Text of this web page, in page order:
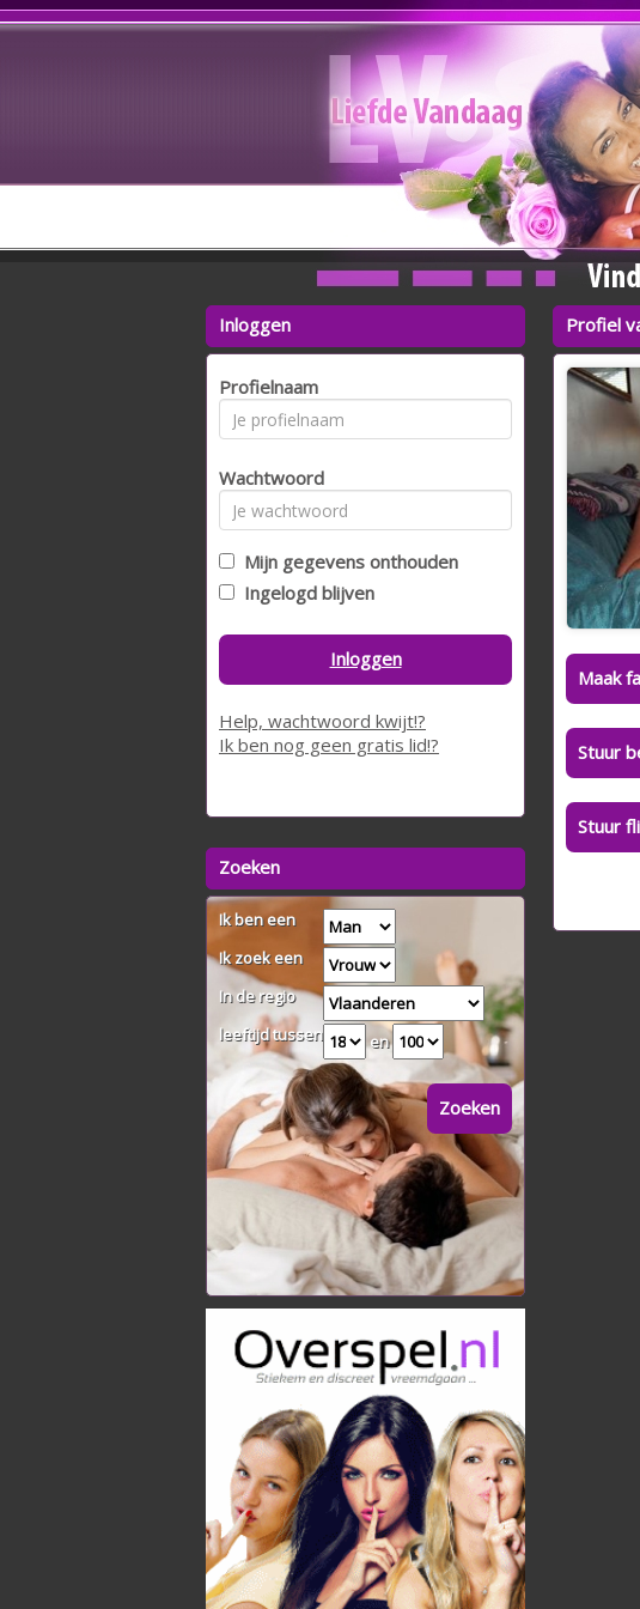
Profiel
Maak
Stuur
Stuur
Inloggen
Profielnaam
Wachtwoord
Mijn gegevens onthouden
Ingelogd blijven
Inloggen
Help, wachtwoord kwijt!?
Ik ben nog geen gratis lid!?
Zoeken
Ik ben een
Ik zoek een
In de regio
leeftijd tussen
en
Zoeken